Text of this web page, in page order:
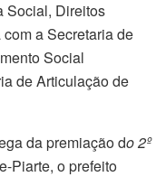
Social, Direitos
a Secretaria de
Social
de Articulação de
da premiação do 2º
Piarte, o prefeito